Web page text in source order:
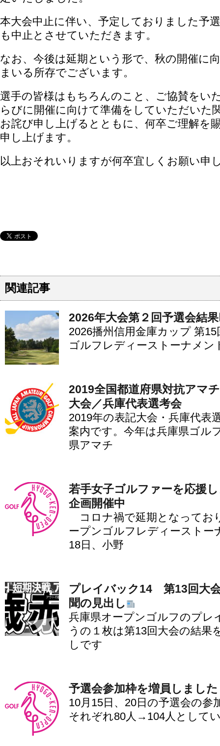
本大会中止に伴い、予定しておりました予
も中止とさせていただきます。
なお、今後は延期という形で、秋の開催に
まいる所存でございます。
選手の皆様はもちろんのこと、ご協賛をい
らびに開催に向けて準備をしていただいた
お詫び申し上げるとともに、何卒ご理解を
申し上げます。
以上おそれいりますが何卒宜しくお願い申
関連記事
2026年大会第２回予選会結
2026播州信用金庫カップ 第
ゴルフレディーストーナメン
2019全国都道府県対抗アマ
大会／兵庫代表選考会
2019年の表記大会・兵庫代表
案内です。今年は兵庫県ゴル
県アマチ
若手女子ゴルファーを応援
企画開催中
コロナ禍で延期となってお
ープンゴルフレディーストー
18日、小野
プレイバック14 第13回大
聞の見出し
兵庫県オープンゴルフのプレ
うの１枚は第13回大会の結果
しです
予選会参加枠を増員しました
10月15日、20日の予選会の参
それぞれ80人→104人として